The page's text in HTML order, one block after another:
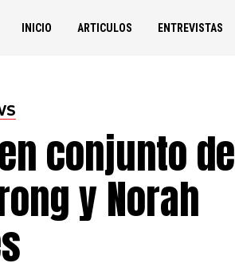
INICIO ARTICULOS ENTREVISTAS
conjunto de
y Norah